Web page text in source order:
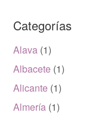
Categorías
Alava (1)
Albacete (1)
Alicante (1)
Almería (1)